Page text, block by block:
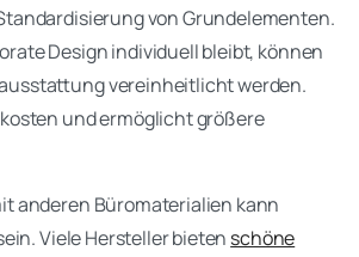
von Grundelementen.
Design individuell bleibt, können
vereinheitlicht werden.
und ermöglicht größere
anderen Büromaterialien kann
Viele Hersteller bieten schöne